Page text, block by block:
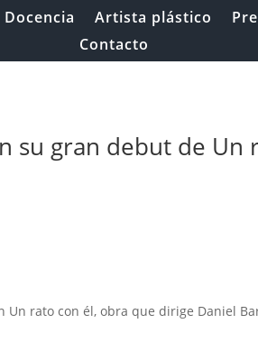
Docencia Artista plástico
Contacto
su gran debut de Un
Un rato con él, obra que dirige Daniel